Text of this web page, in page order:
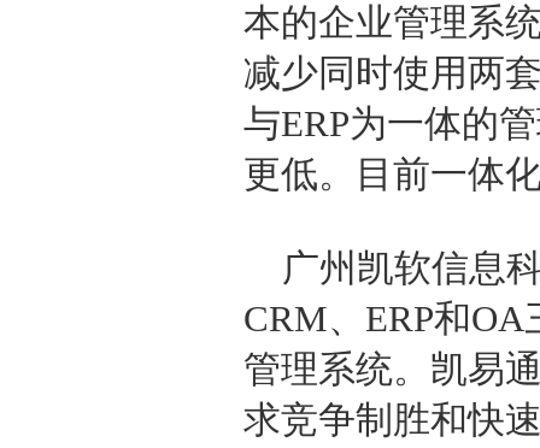
本的企业管理系
减少同时使用两
与ERP为一体的
更低。目前一体
广州凯软信息
CRM、ERP和
管理系统。凯易
求竞争制胜和快